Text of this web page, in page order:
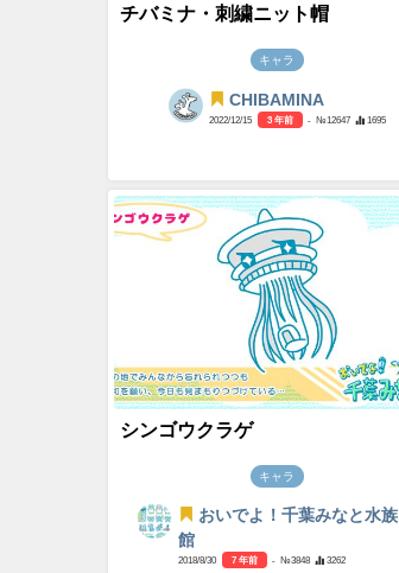
チバミナ・刺繍ニット帽
キャラ
CHIBAMINA
2022/12/15 3 年前 - №12647 1695
シンゴウクラゲ
キャラ
おいでよ！千葉みなと水族
館
2018/8/30 7 年前 - №3848 3262